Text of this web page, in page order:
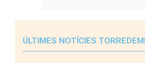
ÚLTIMES NOTÍCIES